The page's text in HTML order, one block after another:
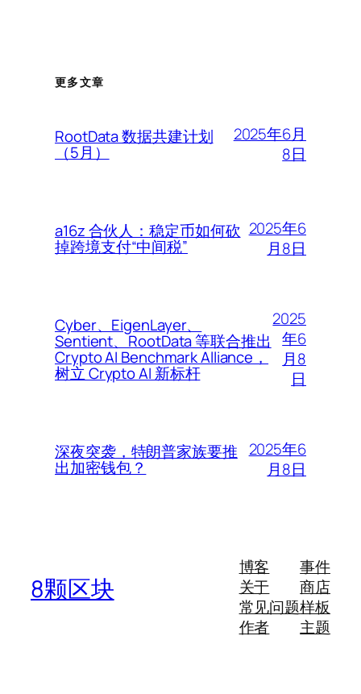
更多文章
RootData 数据共建计划
（5月）
2025年6月
8日
a16z 合伙人：稳定币如何砍
掉跨境支付“中间税”
2025年6
月8日
Cyber、EigenLayer、
Sentient、RootData 等联合推出
Crypto AI Benchmark Alliance，
树立 Crypto AI 新标杆
2025
年6
月8
日
深夜突袭，特朗普家族要推
出加密钱包？
2025年6
月8日
8颗区块
博客
关于
常见问题
作者
事件
商店
样板
主题